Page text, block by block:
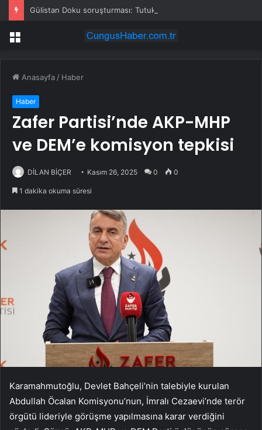
Menü
Anasayfa / Haber
Haber
Zafer Partisi’nde AKP-MHP
ve DEM’e komisyon tepkisi
DİLAN BİÇER Kasım 26, 2025 0 0
1 dakika okuma süresi
Karamahmutoğlu, Devlet Bahçeli’nin talebiyle kurulan
Abdullah Öcalan Komisyonu’nun, İmralı Cezaevi’nde terör
örgütü lideriyle görüşme yapılmasına karar verdiğini